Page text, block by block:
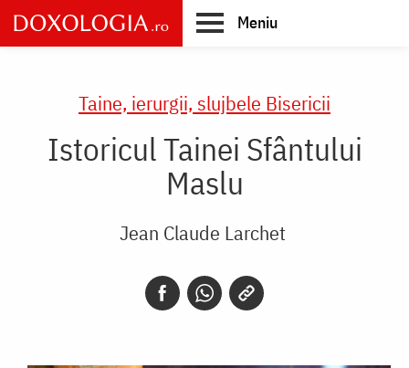
Skip
to
main
Meniu
Taine, ierurgii, slujbele Bisericii
Istoricul Tainei Sfântului
Maslu
Jean Claude Larchet